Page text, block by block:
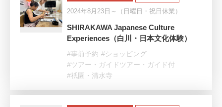
2024年8月23日～（日曜日・祝日休業）
SHIRAKAWA Japanese Culture
Experiences（白川・日本文化体験）
#事前予約 #ショッピング
#ツアー・ガイドツアー・ガイド付
#祇園・清水寺